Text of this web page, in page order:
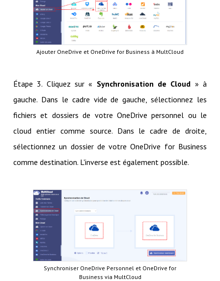
Ajouter OneDrive et OneDrive for Business à MultCloud
Étape 3. Cliquez sur « Synchronisation de Cloud » à
gauche. Dans le cadre vide de gauche, sélectionnez les
fichiers et dossiers de votre OneDrive personnel ou le
cloud entier comme source. Dans le cadre de droite,
sélectionnez un dossier de votre OneDrive for Business
comme destination. L'inverse est également possible.
Synchroniser OneDrive Personnel et OneDrive for
Business via MultCloud